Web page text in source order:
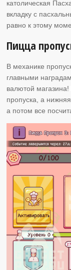
католическая
вкладку с
равно к этому
Пицца
В механике
главными
валютой
пропуска, а
а потом все